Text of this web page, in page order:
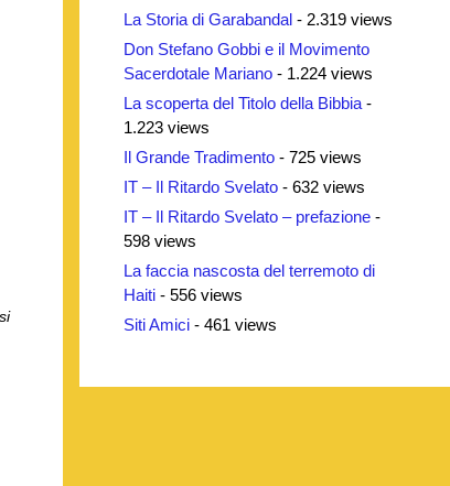
La Storia di Garabandal - 2.319 views
Don Stefano Gobbi e il Movimento
Sacerdotale Mariano - 1.224 views
La scoperta del Titolo della Bibbia -
1.223 views
Il Grande Tradimento - 725 views
IT – Il Ritardo Svelato - 632 views
IT – Il Ritardo Svelato – prefazione -
598 views
La faccia nascosta del terremoto di
Haiti - 556 views
Siti Amici - 461 views